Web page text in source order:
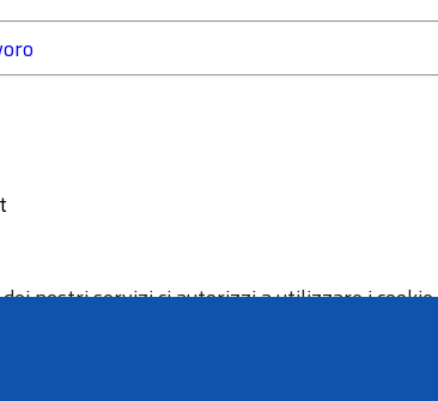
nostri servizi ci autorizzi a utilizzare i cookie.